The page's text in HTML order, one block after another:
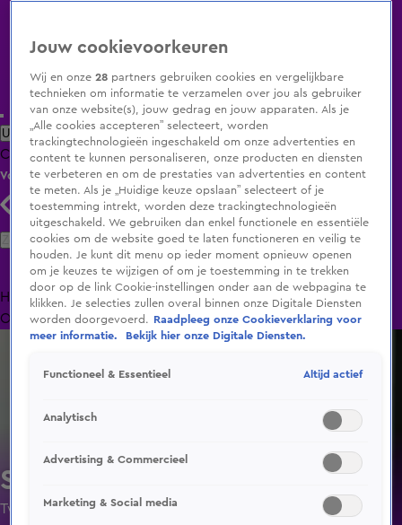
Uitzending Gemist Populaire programma's Zenders Genres
ClipsFilmsRadioSmart TV inlogShop
Volg KIJK
Zoeken
HomeUitzending Gemist Programma's De Bondgenoten
OranjezomerLivestreamsShop
Steenrijk, Straatarm
Twee families met een volledig tegengesteld
Jouw cookievoorkeuren
Wij en onze28 partners gebruiken cookies en vergelijkbare
technieken om informatie te verzamelen over jou als gebruiker
van onze website(s), jouw gedrag en jouw apparaten. Als je
„Alle cookies accepteren” selecteert, worden
trackingtechnologieën ingeschakeld om onze advertenties en
content te kunnen personaliseren, onze producten en diensten
te verbeteren en om de prestaties van advertenties en content
te meten. Als je „Huidige keuze opslaan” selecteert of je
toestemming intrekt, worden deze trackingtechnologieën
uitgeschakeld. We gebruiken dan enkel functionele en essentiële
cookies om de website goed te laten functioneren en veilig te
houden. Je kunt dit menu op ieder moment opnieuw openen
om je keuzes te wijzigen of om je toestemming in te trekken
door op de link Cookie-instellingen onder aan de webpagina te
klikken. Je selecties zullen overal binnen onze Digitale Diensten
worden doorgevoerd.
Raadpleeg onze Cookieverklaring voor
meer informatie.
Bekijk hier onze Digitale Diensten.
Functioneel & Essentieel Altijd actief
Analytisch
Advertising & Commercieel
Marketing & Social media